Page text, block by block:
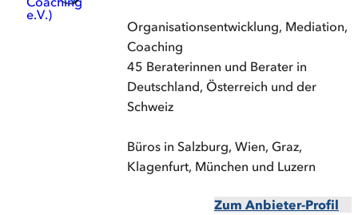
Organisationsentwicklung, Mediation,
Coaching
45 Beraterinnen und Berater in
Deutschland, Österreich und der
Schweiz
Büros in Salzburg, Wien, Graz,
Klagenfurt, München und Luzern
Zum Anbieter-Profil